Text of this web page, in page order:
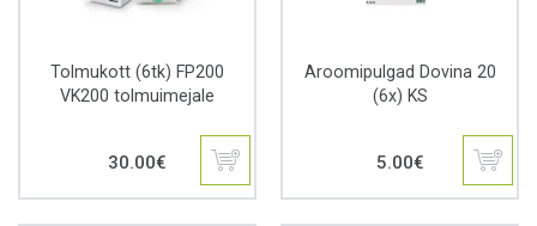
Tolmukott (6tk) FP200
VK200 tolmuimejale
30.00€
Aroomipulgad Dovina 20
(6x) KS
5.00€